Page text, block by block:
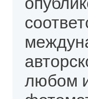
любом